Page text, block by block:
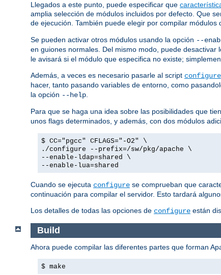
Llegados a este punto, puede especificar que
amplia selección de módulos incluidos por defecto. Que
de ejecución. También puede elegir por compilar
Se pueden activar otros módulos usando la opción --
en guiones normales. Del mismo modo, puede desactivar
le avisará si el módulo que especifica no existe;
Además, a veces es necesario pasarle al script configure
hacer, tanto pasando variables de entorno, como
la opción --help.
Para que se haga una idea sobre las posibilidades que
unos flags determinados, y además, con dos módulos
$ CC="pgcc" CFLAGS="-O2" \
./configure --prefix=/sw/pkg/apache \
--enable-ldap=shared \
--enable-lua=shared
Cuando se ejecuta configure se comprueban que
continuación para compilar el servidor. Esto tardará
Los detalles de todas las opciones de configure están
Build
Ahora puede compilar las diferentes partes que forman
$ make